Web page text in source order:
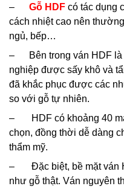
– Gỗ HDF có tác dụng
cách nhiệt cao nên
ngủ, bếp…
– Bên trong ván HDF là
nghiệp được sấy khô và
đã khắc phục được các
so với gỗ tự nhiên.
– HDF có khoảng 40
chọn, đồng thời dễ dàng
thẩm mỹ.
– Đặc biệt, bề mặt ván
như gỗ thật. Ván nguyên